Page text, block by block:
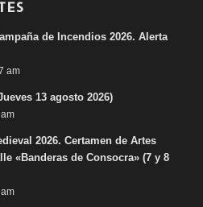
de Incendios 2026. Alerta
am
13 agosto 2026)
2026. Certamen de Artes
«Banderas de Consocra» (7 y 8